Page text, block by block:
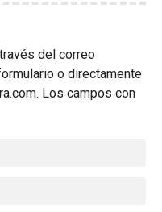
del correo
o directamente
. Los campos con